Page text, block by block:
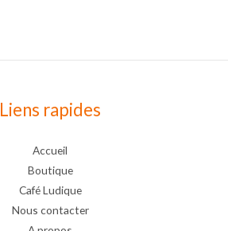
Liens rapides
Accueil
Boutique
Café Ludique
Nous contacter